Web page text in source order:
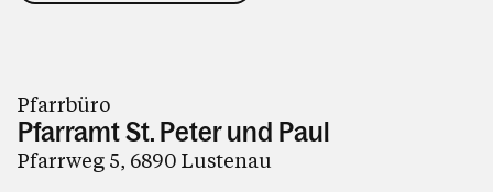
Pfarrbüro
Pfarramt St. Peter und Paul
Pfarrweg 5, 6890 Lustenau